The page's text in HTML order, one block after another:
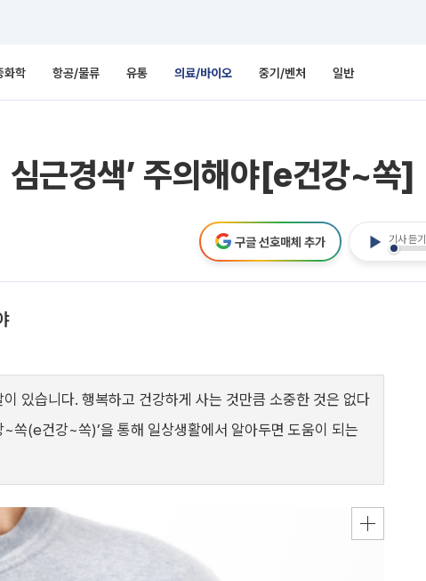
화학 항공/물류 유통 의료/바이오 중기/벤처 일반
심근경색’ 주의해야[e건강~쏙]
기사 듣기
구글 선호매체 추가
있습니다. 행복하고 건강하게 사는 것만큼 소중한 것은 없다
쏙(e건강~쏙)’을 통해 일상생활에서 알아두면 도움이 되는